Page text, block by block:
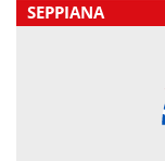
SEPPIANA